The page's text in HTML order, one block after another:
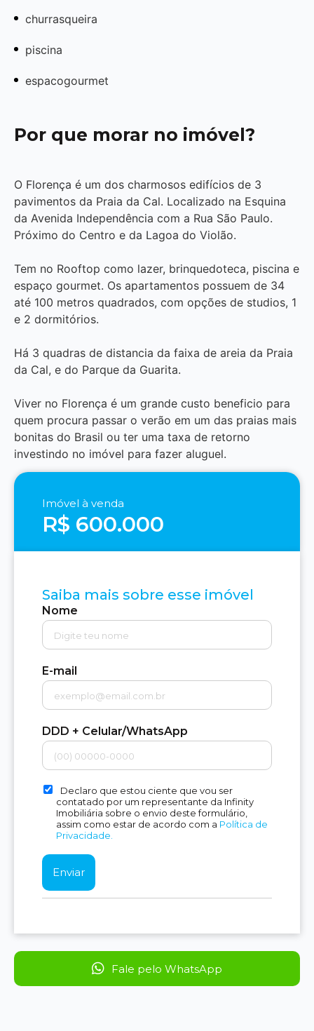
churrasqueira
piscina
espacogourmet
Por que morar no imóvel?
O Florença é um dos charmosos edifícios de 3
pavimentos da Praia da Cal. Localizado na Esquina
da Avenida Independência com a Rua São Paulo.
Próximo do Centro e da Lagoa do Violão.
Tem no Rooftop como lazer, brinquedoteca, piscina e
espaço gourmet. Os apartamentos possuem de 34
até 100 metros quadrados, com opções de studios, 1
e 2 dormitórios.
Há 3 quadras de distancia da faixa de areia da Praia
da Cal, e do Parque da Guarita.
Viver no Florença é um grande custo beneficio para
quem procura passar o verão em um das praias mais
bonitas do Brasil ou ter uma taxa de retorno
investindo no imóvel para fazer aluguel.
Imóvel à venda
R$ 600.000
Saiba mais sobre esse imóvel
Nome
E-mail
DDD + Celular/WhatsApp
Declaro que estou ciente que vou ser
contatado por um representante da Infinity
Imobiliária sobre o envio deste formulário,
assim como estar de acordo com a Política de
Privacidade.
Fale pelo WhatsApp